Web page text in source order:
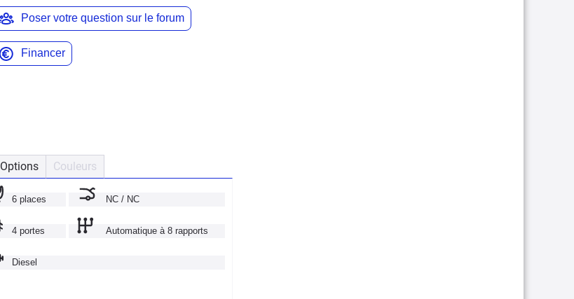
Poser votre question sur le forum
Financer
Options Couleurs
6 places NC / NC
4 portes Automatique à 8 rapports
Diesel